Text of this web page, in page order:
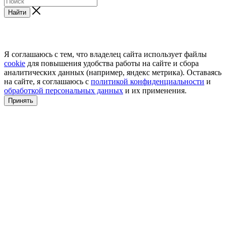
Найти
Я соглашаюсь с тем, что владелец сайта использует файлы
cookie для повышения удобства работы на сайте и сбора
аналитических данных (например, яндекс метрика). Оставаясь
на сайте, я соглашаюсь с политикой конфиденциальности и
обработкой персональных данных и их применения.
Принять